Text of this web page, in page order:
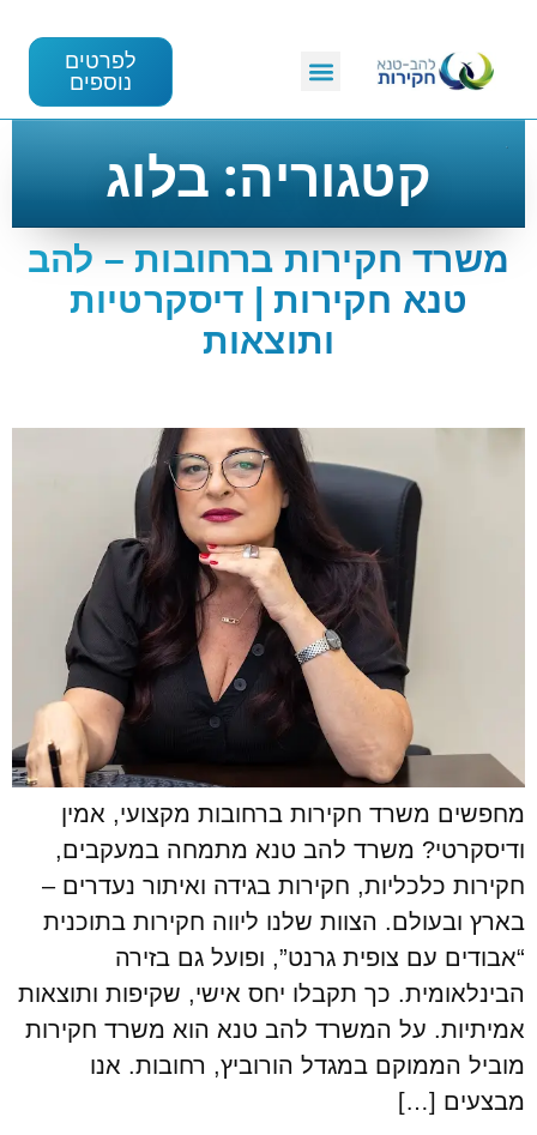
לפרטים
נוספים
קטגוריה:בלוג
משרד חקירות ברחובות – להב
טנא חקירות | דיסקרטיות
ותוצאות
מחפשים משרד חקירות ברחובות מקצועי, אמין
ודיסקרטי? משרד להב טנא מתמחה במעקבים,
חקירות כלכליות, חקירות בגידה ואיתור נעדרים –
בארץ ובעולם. הצוות שלנו ליווה חקירות בתוכנית
“אבודים עם צופית גרנט”, ופועל גם בזירה
הבינלאומית. כך תקבלו יחס אישי, שקיפות ותוצאות
אמיתיות. על המשרד להב טנא הוא משרד חקירות
מוביל הממוקם במגדל הורוביץ, רחובות. אנו
מבצעים […]